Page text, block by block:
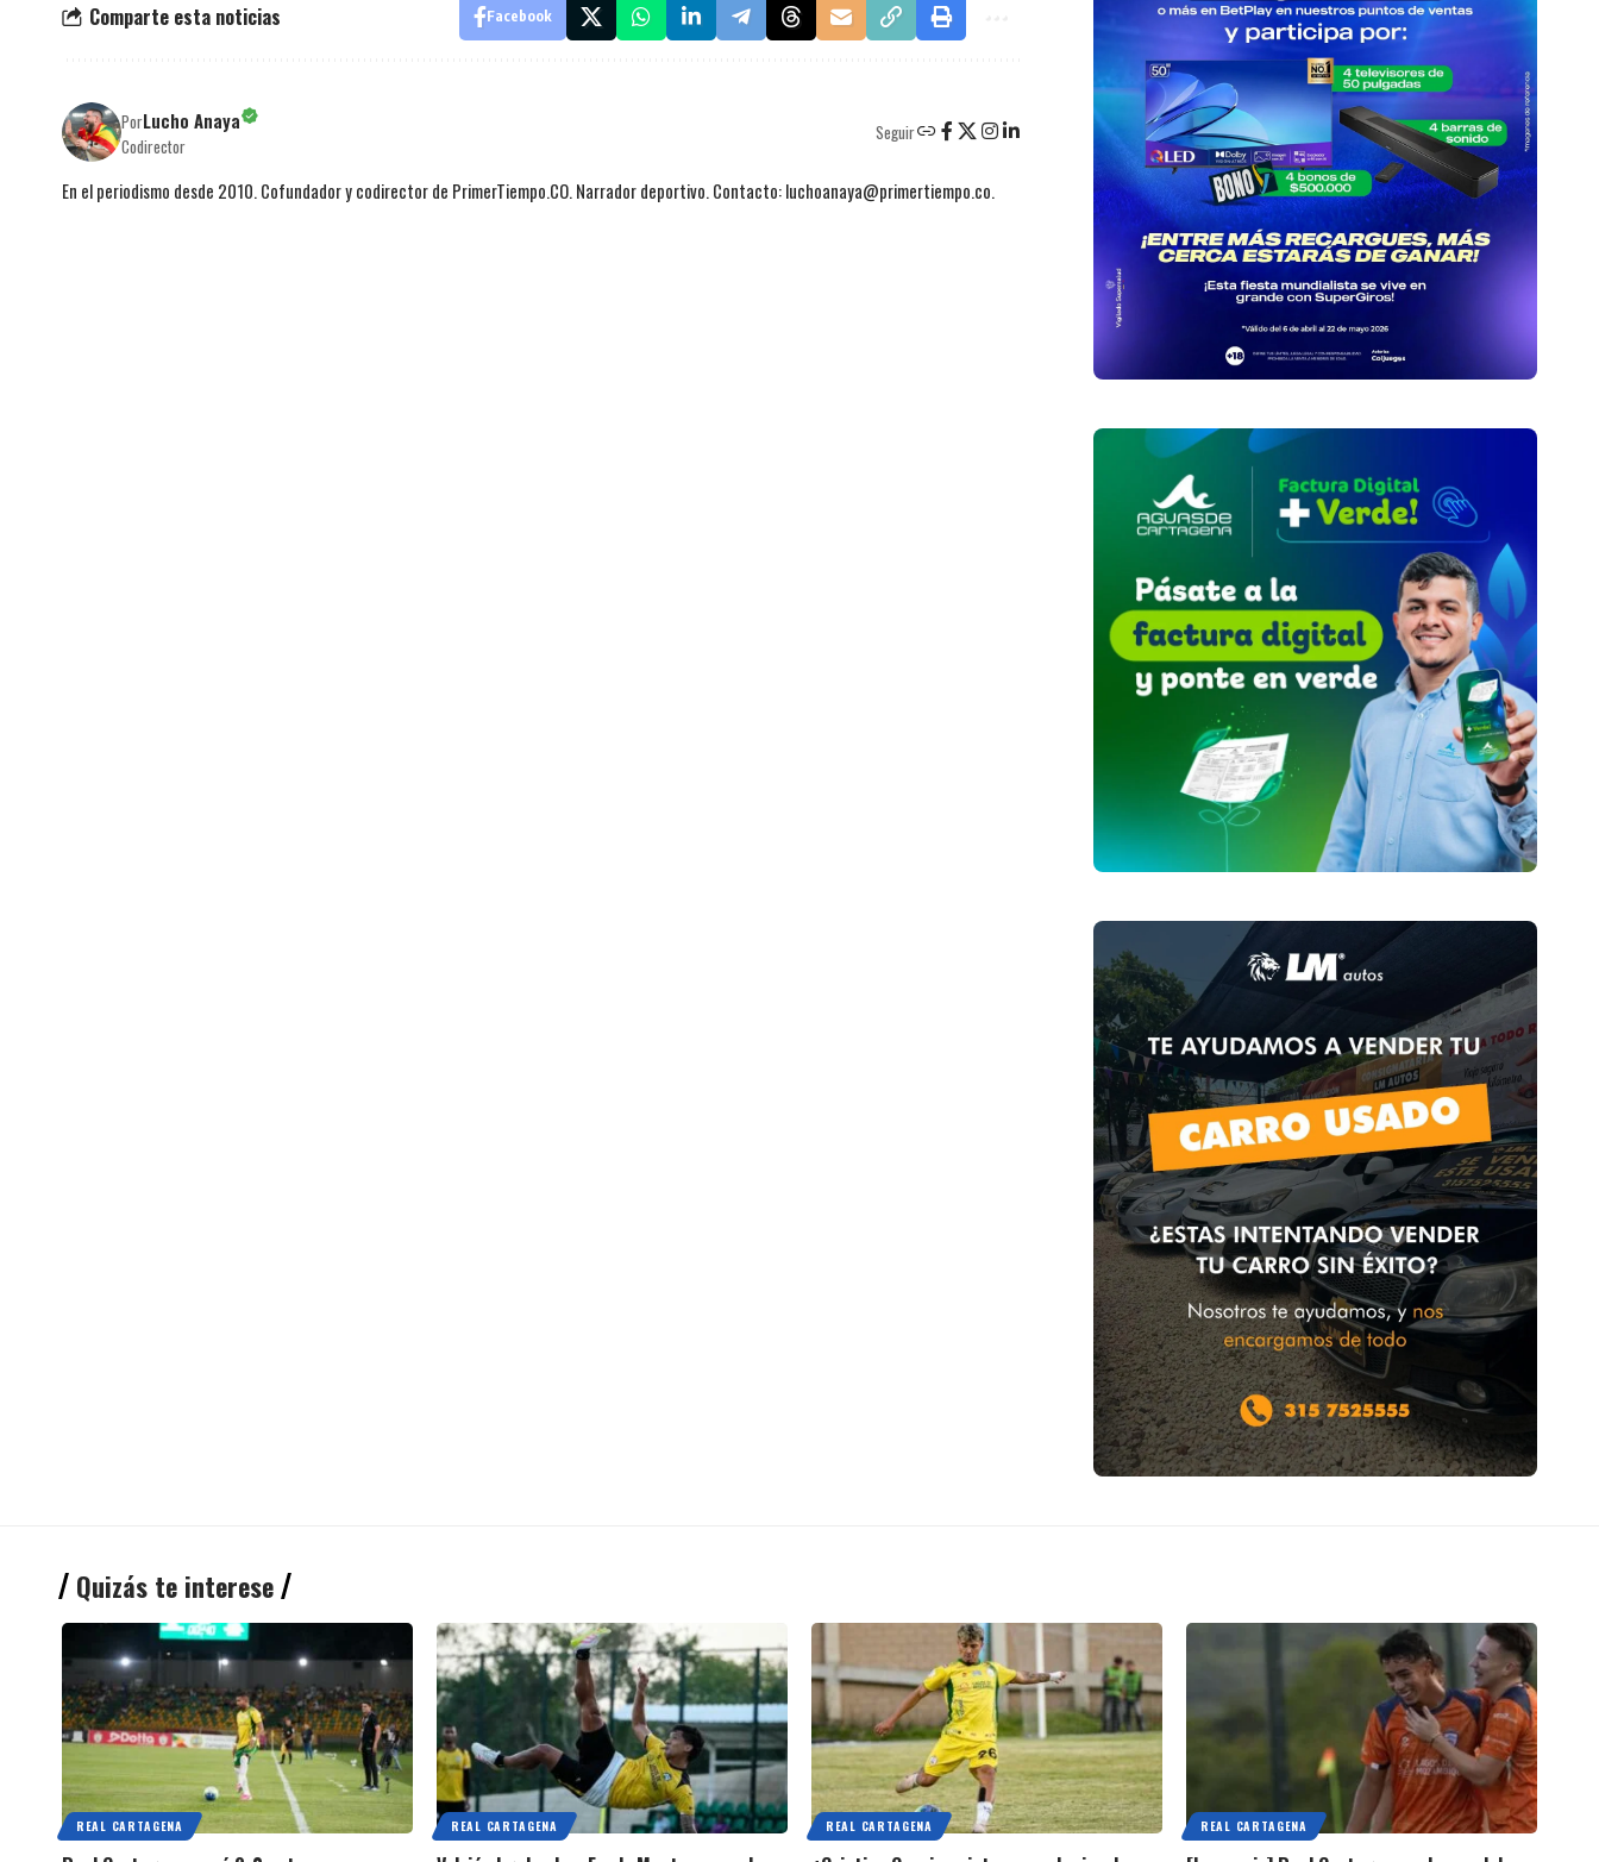
Comparte esta noticias Facebook
PorLucho Anaya
Codirector
Seguir
En el periodismo desde 2010. Cofundador y codirector de PrimerTiempo.CO. Narrador deportivo. Contacto: luchoanaya@primertiempo.co.
Quizás te interese
REAL CARTAGENA REAL CARTAGENA REAL CARTAGENA REAL CARTAGENA